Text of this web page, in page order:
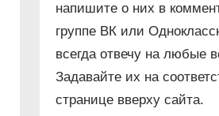
напишите о них в
группе ВК или
всегда отвечу на любые
Задавайте их на
странице вверху сайта.